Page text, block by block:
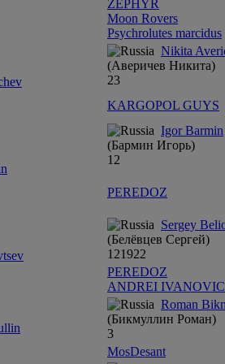
ZEPHYR
Moon Rovers
Psychrolutes marcidus
Nikita
(Аверичев Никита)
23
KARGOPOL GUYS
Igor Barmin
(Бармин Игорь)
12
PEREDOZ
Sergey
(Белёвцев Сергей)
121922
PEREDOZ
ANDREI
Roman
(Бикмуллин Роман)
3
MosDesant